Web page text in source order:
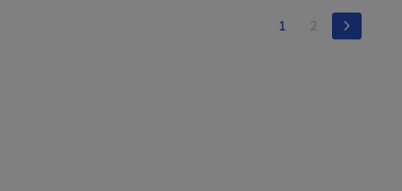
1 2